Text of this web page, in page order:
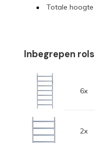
Totale hoogte
Inbegrepen
6x
2x